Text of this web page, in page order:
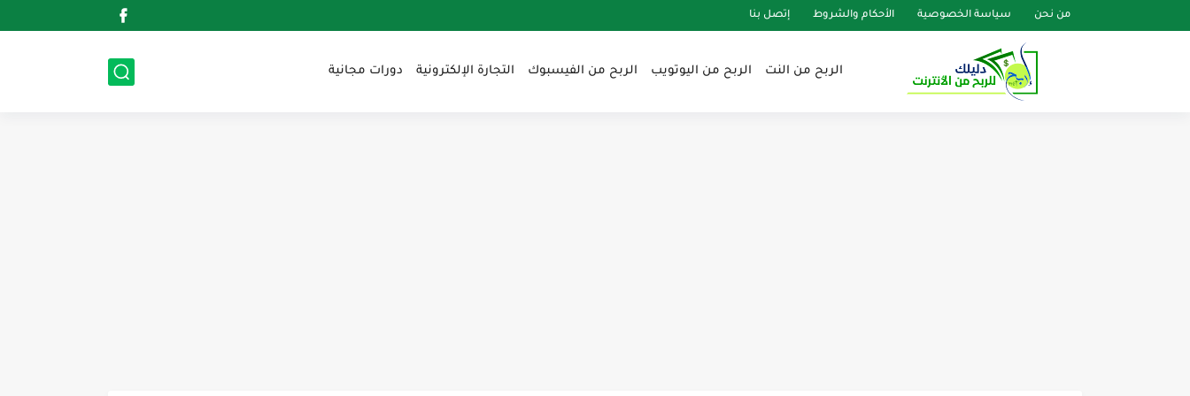
من نحن سياسة الخصوصية الأحكام والشروط إتصل بنا
الربح من النت الربح من اليوتويب الربح من الفيسبوك التجارة الإلكترونية دورات مجانية